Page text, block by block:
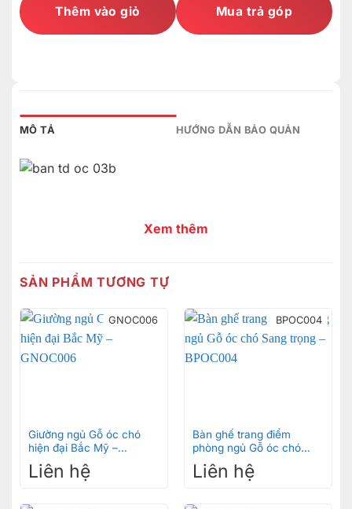
Thêm vào giỏ Mua trả góp
MÔ TẢ HƯỚNG DẪN BẢO QUẢN
Xem thêm
SẢN PHẨM TƯƠNG TỰ
GNOC006
Giường ngủ Gỗ óc chó
hiện đại Bắc Mỹ –
GNOC006
Liên hệ
BPOC004
Bàn ghế trang điểm
phòng ngủ Gỗ óc chó
Sang trọng – BPOC004
Liên hệ